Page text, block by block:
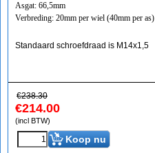
Asgat: 66,5mm
Verbreding: 20mm per wiel (40mm per as)
Standaard schroefdraad is M14x1,5
€238.30
€214.00
(incl BTW)
Koop nu